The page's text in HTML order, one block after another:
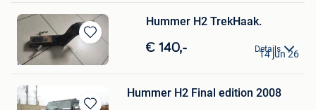
Bewaren
in
Hummer H2 TrekHaak.
€ 140,- Details
Peter
Kinrooi
14 jun 26
Hummer H2 Final edition 2008